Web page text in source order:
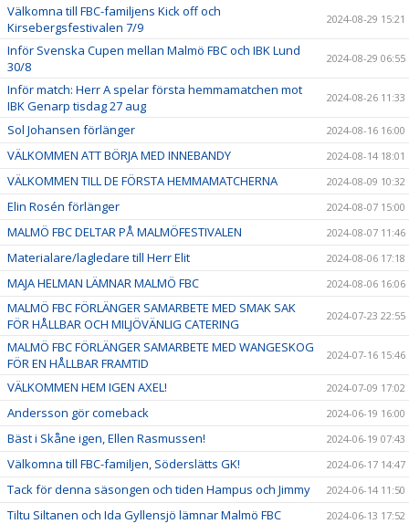
Välkomna till FBC-familjens Kick off och
Kirsebergsfestivalen 7/9
2024-08-29 15:21
Inför Svenska Cupen mellan Malmö FBC och IBK Lund
30/8
2024-08-29 06:55
Inför match: Herr A spelar första hemmamatchen mot
IBK Genarp tisdag 27 aug
2024-08-26 11:33
Sol Johansen förlänger 2024-08-16 16:00
VÄLKOMMEN ATT BÖRJA MED INNEBANDY 2024-08-14 18:01
VÄLKOMMEN TILL DE FÖRSTA HEMMAMATCHERNA 2024-08-09 10:32
Elin Rosén förlänger 2024-08-07 15:00
MALMÖ FBC DELTAR PÅ MALMÖFESTIVALEN 2024-08-07 11:46
Materialare/lagledare till Herr Elit 2024-08-06 17:18
MAJA HELMAN LÄMNAR MALMÖ FBC 2024-08-06 16:06
MALMÖ FBC FÖRLÄNGER SAMARBETE MED SMAK SAK
FÖR HÅLLBAR OCH MILJÖVÄNLIG CATERING
2024-07-23 22:55
MALMÖ FBC FÖRLÄNGER SAMARBETE MED WANGESKOG
FÖR EN HÅLLBAR FRAMTID
2024-07-16 15:46
VÄLKOMMEN HEM IGEN AXEL! 2024-07-09 17:02
Andersson gör comeback 2024-06-19 16:00
Bäst i Skåne igen, Ellen Rasmussen! 2024-06-19 07:43
Välkomna till FBC-familjen, Söderslätts GK! 2024-06-17 14:47
Tack för denna säsongen och tiden Hampus och Jimmy 2024-06-14 11:50
Tiltu Siltanen och Ida Gyllensjö lämnar Malmö FBC 2024-06-13 17:52